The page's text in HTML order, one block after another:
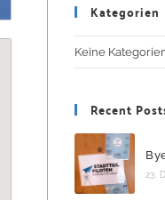
Kategorien
Keine
Recent
23.